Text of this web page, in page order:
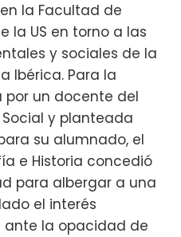
la Facultad de
la US en torno a las
y sociales de la
Ibérica. Para la
un docente del
y planteada
su alumnado, el
e Historia concedió
para albergar a una
el interés
la opacidad de